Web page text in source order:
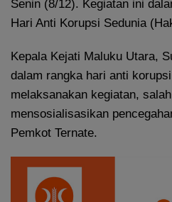
Senin (8/12). Kegiatan ini
Hari Anti Korupsi Sedunia
Kepala Kejati Maluku Utara,
dalam rangka hari anti
melaksanakan kegiatan,
mensosialisasikan
Pemkot Ternate.